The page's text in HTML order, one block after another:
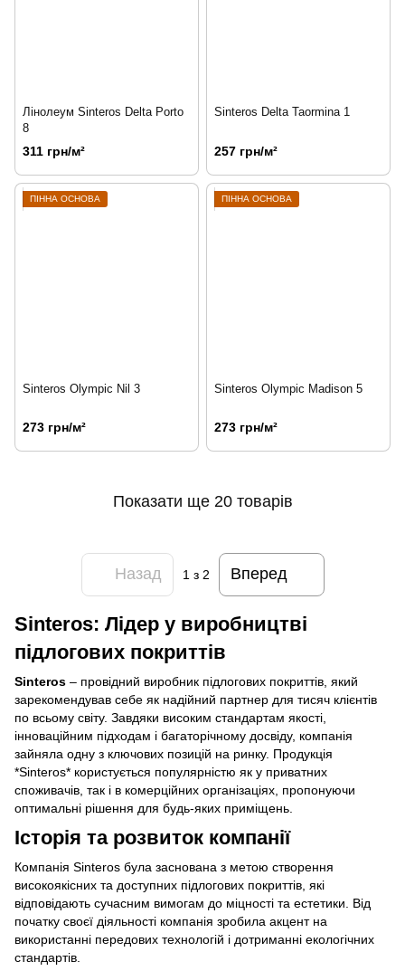
Лінолеум Sinteros Delta Porto
8
311 грн/м²
Sinteros Delta Taormina 1
257 грн/м²
ПІННА ОСНОВА
Sinteros Olympic Nil 3
273 грн/м²
ПІННА ОСНОВА
Sinteros Olympic Madison 5
273 грн/м²
Показати ще 20 товарів
Назад 1 з 2 Вперед
Sinteros: Лідер у виробництві
підлогових покриттів
Sinteros – провідний виробник підлогових покриттів, який
зарекомендував себе як надійний партнер для тисяч клієнтів
по всьому світу. Завдяки високим стандартам якості,
інноваційним підходам і багаторічному досвіду, компанія
зайняла одну з ключових позицій на ринку. Продукція
*Sinteros* користується популярністю як у приватних
споживачів, так і в комерційних організаціях, пропонуючи
оптимальні рішення для будь-яких приміщень.
Історія та розвиток компанії
Компанія Sinteros була заснована з метою створення
високоякісних та доступних підлогових покриттів, які
відповідають сучасним вимогам до міцності та естетики. Від
початку своєї діяльності компанія зробила акцент на
використанні передових технологій і дотриманні екологічних
стандартів.